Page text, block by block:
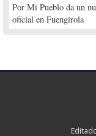
Por Mi Pueblo da un
oficial en Fuengirola